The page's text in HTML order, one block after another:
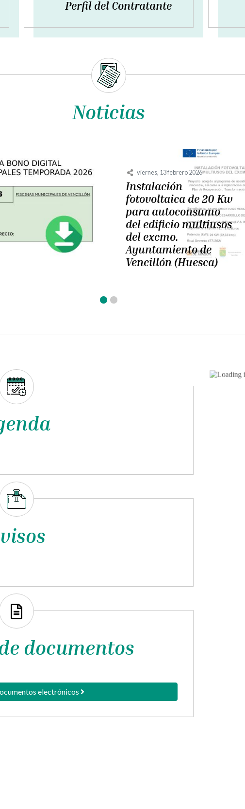
Perfil del Contratante
NoticiasPLAN PROVINCIAL DE
CONCERTACIÓN
SUMINISTROS
ENERGÉTICOS Y
MANTENIMIENTO
CORRECTIVO DE LA
DPH:
Concertación Económica Municipal
de suministros energéticos y
mantenimiento correctivo 2025,
destinado a financiar gasto
corriente por suministros...
documentos
electrónicos